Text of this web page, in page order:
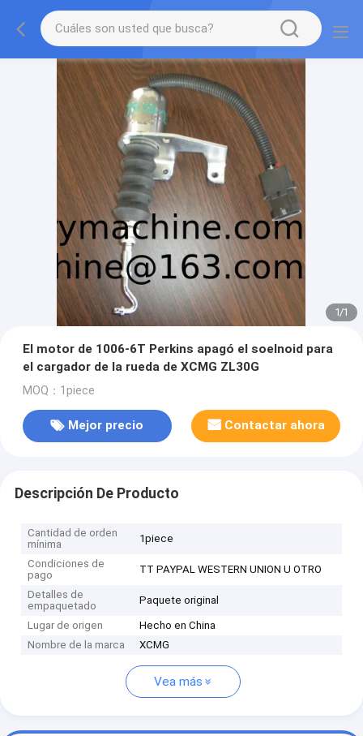
1/1
El motor de 1006-6T Perkins apagó el soelnoid para
el cargador de la rueda de XCMG ZL30G
MOQ：1piece
Mejor precio Contactar ahora
Descripción De Producto
Cantidad de orden
mínima
1piece
Condiciones de
pago
TT PAYPAL WESTERN UNION U OTRO
Detalles de
empaquetado
Paquete original
Lugar de origen
Hecho en China
Nombre de la marca
XCMG
Vea más